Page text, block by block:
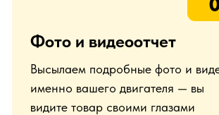
Высылаем подробные фото и
именно вашего двигателя — вы
видите товар своими глазами
Фото и видеоотчет